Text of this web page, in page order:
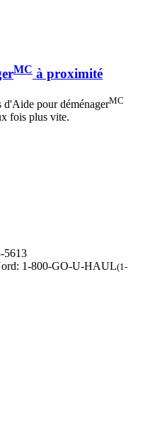
MC à proximité
d'Aide pour déménagerMC
fois plus vite.
5613
1-800-GO-U-HAUL(1-